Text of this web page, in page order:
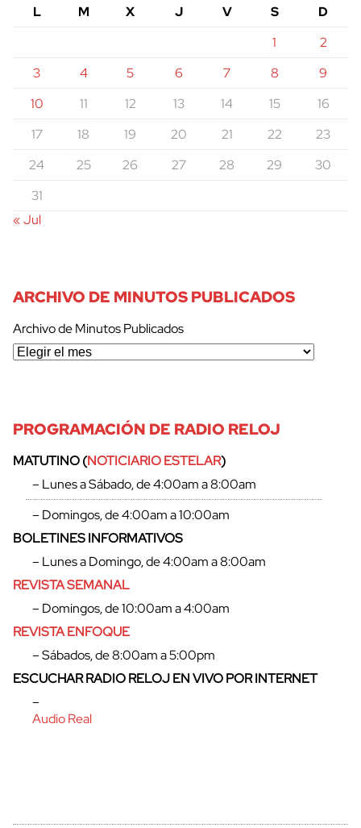
cerrar
L
M X J V S
D
1
2
3
4 5 6 7 8
9
10
11 12 13 14 15
16
17
18 19 20 21 22
23
24
25 26 27 28 29
30
31
« Jul
ARCHIVO DE MINUTOS PUBLICADOS
Archivo de Minutos Publicados
PROGRAMACIÓN DE RADIO RELOJ
MATUTINO (NOTICIARIO ESTELAR)
– Lunes a Sábado, de 4:00am a 8:00am
– Domingos, de 4:00am a 10:00am
BOLETINES INFORMATIVOS
– Lunes a Domingo, de 4:00am a 8:00am
REVISTA SEMANAL
– Domingos, de 10:00am a 4:00am
REVISTA ENFOQUE
– Sábados, de 8:00am a 5:00pm
ESCUCHAR RADIO RELOJ EN VIVO POR INTERNET
–
Audio Real